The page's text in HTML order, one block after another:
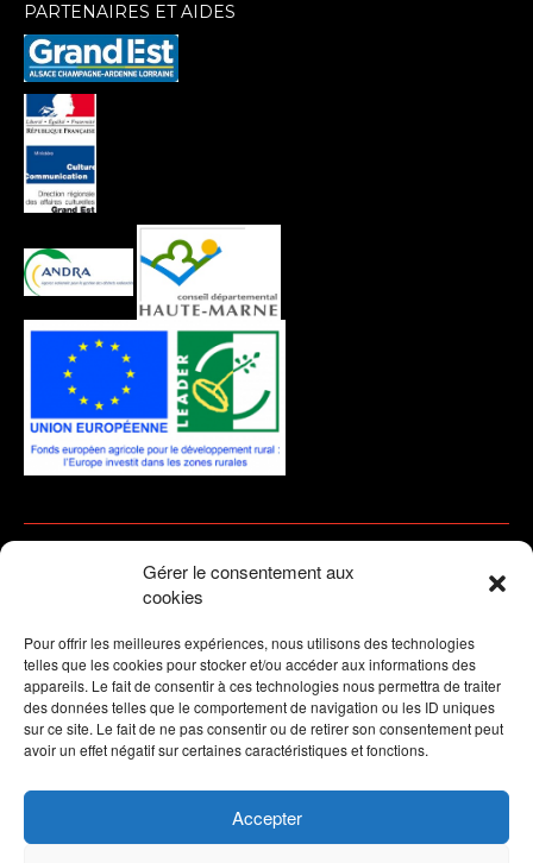
Gérer le consentement aux
cookies
Pour offrir les meilleures expériences, nous utilisons des technologies
telles que les cookies pour stocker et/ou accéder aux informations des
appareils. Le fait de consentir à ces technologies nous permettra de traiter
des données telles que le comportement de navigation ou les ID uniques
sur ce site. Le fait de ne pas consentir ou de retirer son consentement peut
avoir un effet négatif sur certaines caractéristiques et fonctions.
Accepter
PARTENAIRES ET AIDES
Une création WEB42